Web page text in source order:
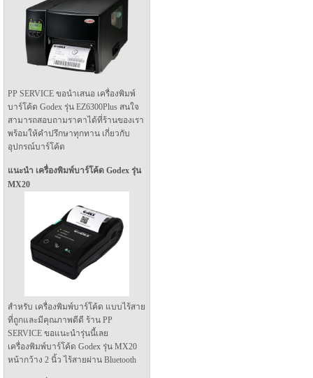
PP SERVICE ขอนำเสนอ เครื่องพิมพ์
บาร์โค้ด Godex รุ่น EZ6300Plus สนใจ
สามารถสอบถามราคาได้ที่ร้านของเรา
พร้อมให้คำปรึกษาทุกทาน เกี่ยวกับ
อุปกรณ์บาร์โค้ด
แนะนำ เครื่องพิมพ์บาร์โค้ด Godex รุ่น
MX20
สำหรับ เครื่องพิมพ์บาร์โค้ด แบบไร้สาย
ที่ถูกและมีคุณภาพดีดี ร้าน PP
SERVICE ขอแนะนำรุ่นนี้เลย
เครื่องพิมพ์บาร์โค้ด Godex รุ่น MX20
หน้ากว้าง 2 นิ้ว ไร้สายผ่าน Bluetooth